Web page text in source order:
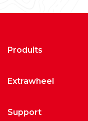
produits
extrawheel
support